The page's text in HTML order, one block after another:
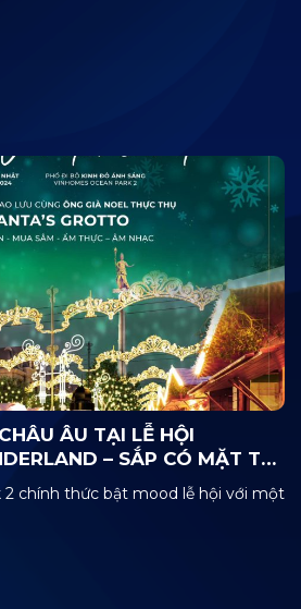
ÂU TẠI LỄ HỘI
– SẮP CÓ MẶT TẠI
2 chính thức bật mood lễ hội với một